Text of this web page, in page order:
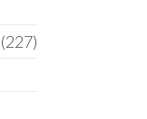
(227)